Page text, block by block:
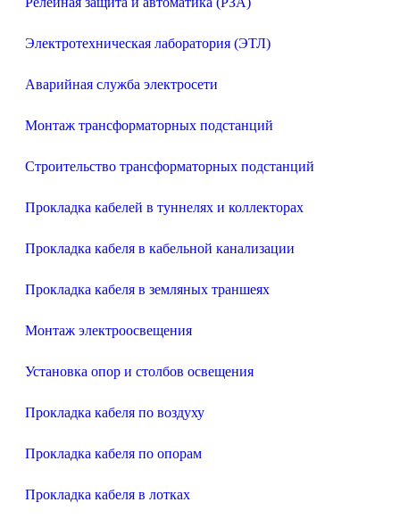
Электротехническая лаборатория (ЭТЛ)
Аварийная служба электросети
Монтаж трансформаторных подстанций
Строительство трансформаторных подстанций
Прокладка кабелей в туннелях и коллекторах
Прокладка кабеля в кабельной канализации
Прокладка кабеля в земляных траншеях
Монтаж электроосвещения
Установка опор и столбов освещения
Прокладка кабеля по воздуху
Прокладка кабеля по опорам
Прокладка кабеля в лотках